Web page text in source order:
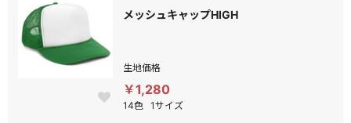
メッシュキャップHIGH
生地価格
￥1,280
14色 1サイズ